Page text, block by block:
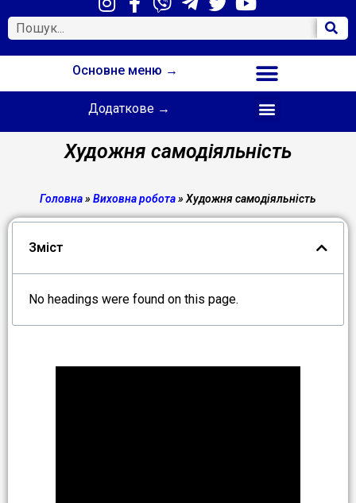
Основне меню →
Додаткове →
Художня самодіяльність
Головна» Виховна робота»Художня самодіяльність
Зміст
No headings were found on this page.